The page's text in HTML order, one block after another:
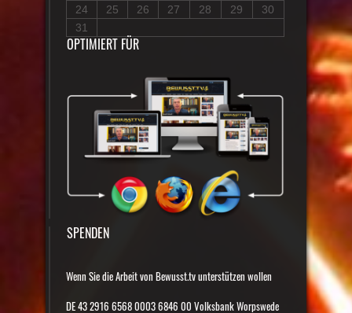
24
25 26 27 28 29
30
31
OPTIMIERT FÜR
SPENDEN
Wenn Sie die Arbeit von Bewusst.tv unterstützen wollen
DE 43 2916 6568 0003 6846 00 Volksbank Worpswede